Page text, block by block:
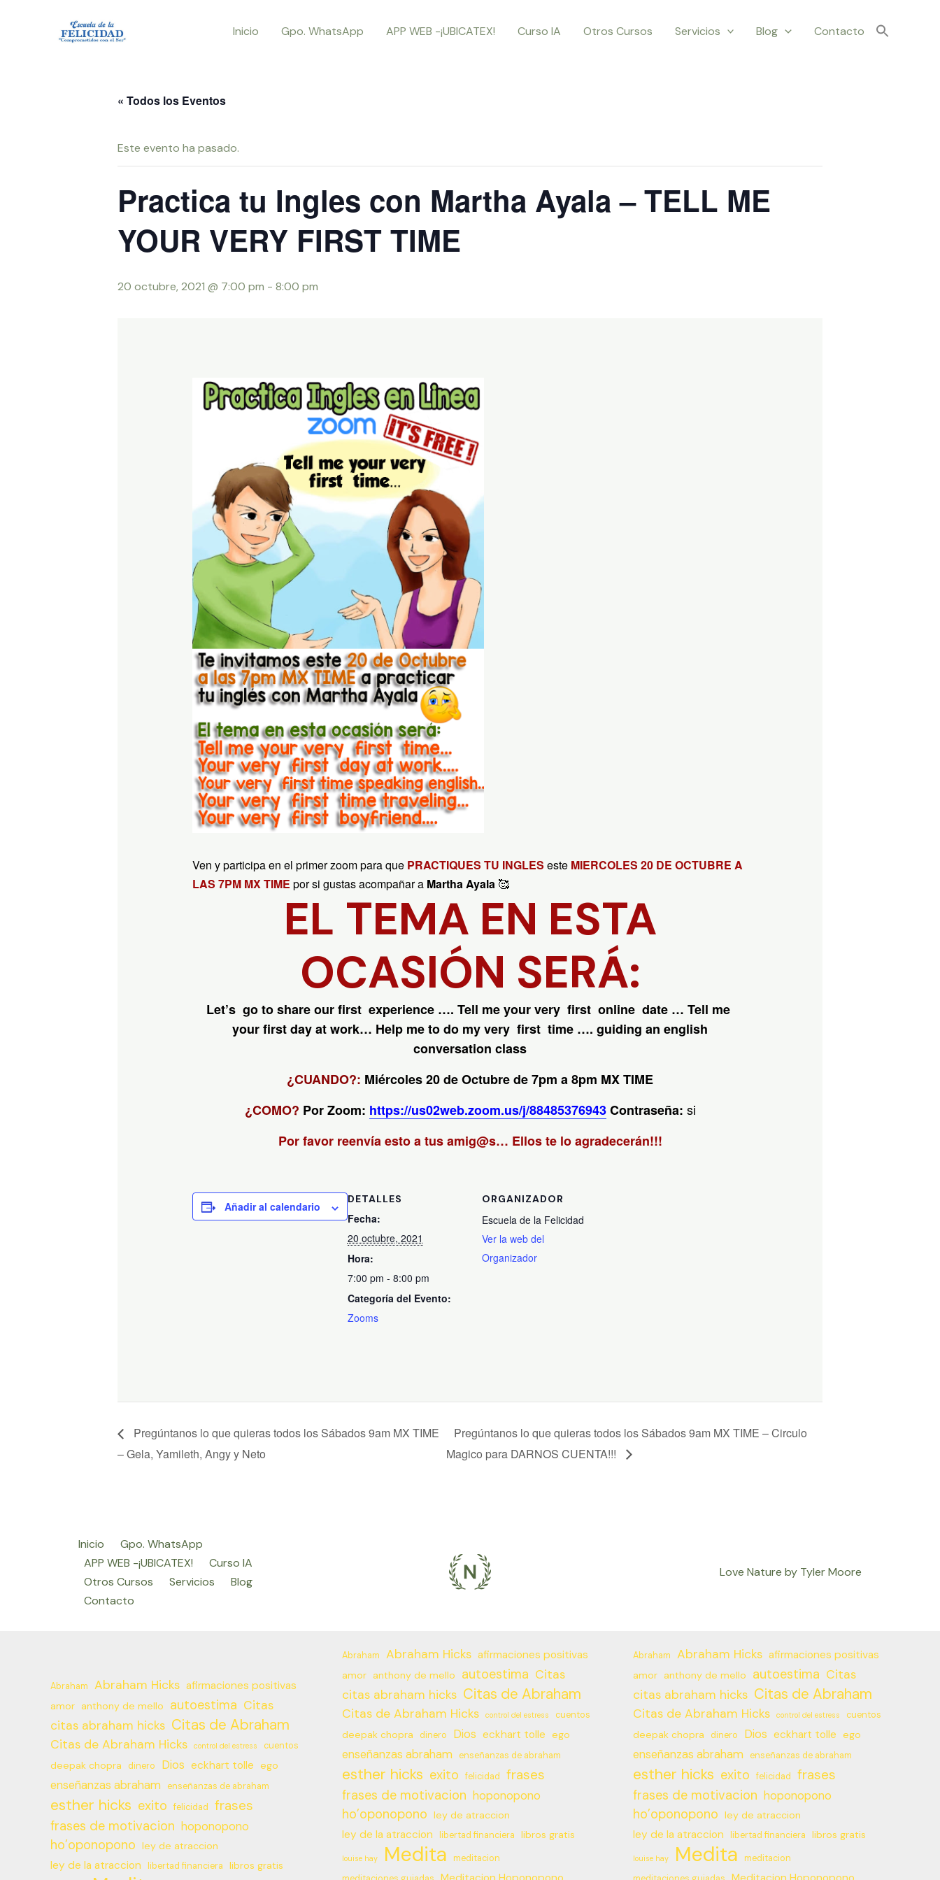
Inicio Gpo. WhatsApp APP WEB -¡UBICATEX! Curso IA Otros Cursos Servicios Blog Contacto
« Todos los Eventos
Este evento ha pasado.
Practica tu Ingles con Martha Ayala – TELL ME
YOUR VERY FIRST TIME
20 octubre, 2021 @ 7:00 pm - 8:00 pm
Ven y participa en el primer zoom para que PRACTIQUES TU INGLES este MIERCOLES 20 DE OCTUBRE A
LAS 7PM MX TIME por si gustas acompañar a Martha Ayala🥰
EL TEMA EN ESTA
OCASIÓN SERÁ:
Let’s go to share our first experience …. Tell me your very first online date … Tell me
your first day at work… Help me to do my very first time …. guiding an english
conversation class
¿CUANDO?: Miércoles 20 de Octubre de 7pm a 8pm MX TIME
¿COMO? Por Zoom: https://us02web.zoom.us/j/88485376943 Contraseña: si
Por favor reenvía esto a tus amig@s… Ellos te lo agradecerán!!!
Añadir al calendario
DETALLES
Fecha:
20 octubre, 2021
Hora:
7:00 pm - 8:00 pm
Categoría del Evento:
Zooms
ORGANIZADOR
Escuela de la Felicidad
Ver la web del
Organizador
Pregúntanos lo que quieras todos los Sábados 9am MX TIME
– Gela, Yamileth, Angy y Neto
Pregúntanos lo que quieras todos los Sábados 9am MX TIME – Circulo
Magico para DARNOS CUENTA!!!
Inicio
Gpo. WhatsApp
APP WEB -¡UBICATEX!
Curso IA
Otros Cursos
Servicios
Blog
Contacto
Love Nature by Tyler Moore
Abraham Abraham Hicks afirmaciones positivas
amor anthony de mello autoestima Citas
citas abraham hicks Citas de Abraham
Citas de Abraham Hicks control del estress cuentos
deepak chopra dinero Dios eckhart tolle ego
enseñanzas abraham enseñanzas de abraham
esther hicks exito felicidad frases
frases de motivacion hoponopono
ho’oponopono ley de atraccion
ley de la atraccion libertad financiera libros gratis
Abraham Abraham Hicks afirmaciones positivas
amor anthony de mello autoestima Citas
citas abraham hicks Citas de Abraham
Citas de Abraham Hicks control del estress cuentos
deepak chopra dinero Dios eckhart tolle ego
enseñanzas abraham enseñanzas de abraham
esther hicks exito felicidad frases
frases de motivacion hoponopono
ho’oponopono ley de atraccion
ley de la atraccion libertad financiera libros gratis
louise hay Medita
meditacion
Abraham Abraham Hicks afirmaciones positivas
amor anthony de mello autoestima Citas
citas abraham hicks Citas de Abraham
Citas de Abraham Hicks control del estress cuentos
deepak chopra dinero Dios eckhart tolle ego
enseñanzas abraham enseñanzas de abraham
esther hicks exito felicidad frases
frases de motivacion hoponopono
ho’oponopono ley de atraccion
ley de la atraccion libertad financiera libros gratis
louise hay Medita
meditacion